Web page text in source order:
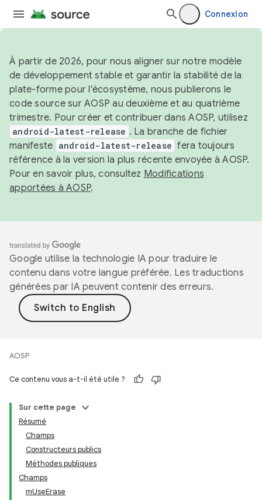
Connexion
À partir de 2026, pour nous aligner sur notre modèle
de développement stable et garantir la stabilité de la
plate-forme pour l'écosystème, nous publierons le
code source sur AOSP au deuxième et au quatrième
trimestre. Pour créer et contribuer dans AOSP, utilisez
android-latest-release . La branche de fichier
manifeste android-latest-release fera toujours
référence à la version la plus récente envoyée à AOSP.
Pour en savoir plus, consultez Modifications
apportées à AOSP.
Google utilise la technologie IA pour traduire le
contenu dans votre langue préférée. Les traductions
générées par IA peuvent contenir des erreurs.
AOSP
Ce contenu vous a-t-il été utile ?
Sur cette page
Résumé
Champs
Constructeurs publics
Méthodes publiques
Champs
mUseErase